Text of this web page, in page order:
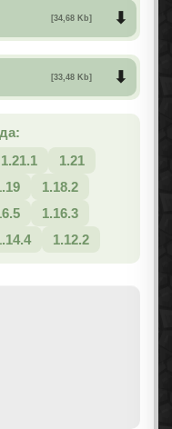
[34,68 Kb]
[33,48 Kb]
1.21.1
1.21
1.18.2
1.16.3
1.12.2